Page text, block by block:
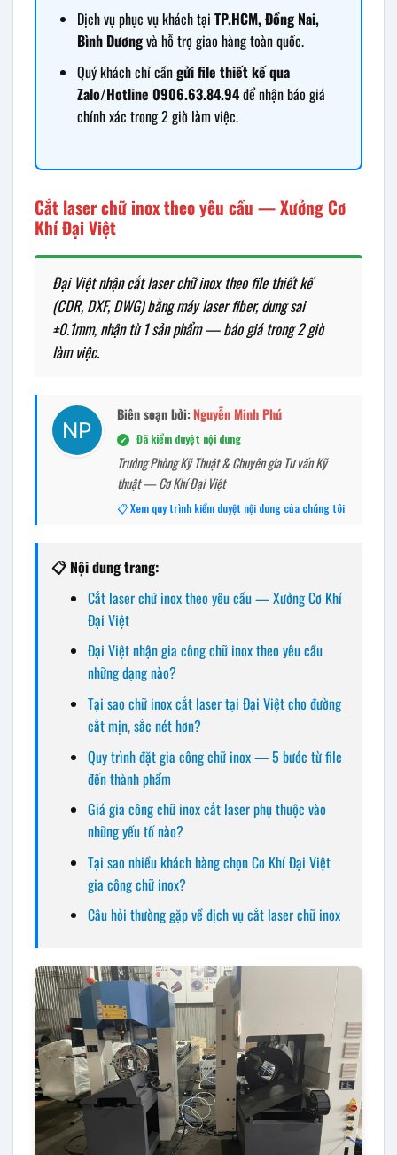
Dịch vụ phục vụ khách tại TP.HCM, Đồng Nai,
Bình Dươngvà hỗ trợ giao hàng toàn quốc.
Quý khách chỉ cầngửi file thiết kế qua
Zalo/Hotline 0906.63.84.94để nhận báo giá
chính xác trong 2 giờ làm việc.
Cắt laser chữ inox theo yêu cầu — Xưởng Cơ
Khí Đại Việt
Đại Việt nhận cắt laser chữ inox theo file thiết kế
(CDR, DXF, DWG) bằng máy laser fiber, dung sai
±0.1mm, nhận từ 1 sản phẩm — báo giá trong 2 giờ
làm việc.
Biên soạn bởi:Nguyễn Minh Phú
✔ Đã kiểm duyệt nội dung
Trưởng Phòng Kỹ Thuật & Chuyên gia Tư vấn Kỹ
thuật — Cơ Khí Đại Việt
📋 Xem quy trình kiểm duyệt nội dung của chúng tôi
📋 Nội dung trang:
Cắt laser chữ inox theo yêu cầu — Xưởng Cơ Khí
Đại Việt
Đại Việt nhận gia công chữ inox theo yêu cầu
những dạng nào?
Tại sao chữ inox cắt laser tại Đại Việt cho đường
cắt mịn, sắc nét hơn?
Quy trình đặt gia công chữ inox — 5 bước từ file
đến thành phẩm
Giá gia công chữ inox cắt laser phụ thuộc vào
những yếu tố nào?
Tại sao nhiều khách hàng chọn Cơ Khí Đại Việt
gia công chữ inox?
Câu hỏi thường gặp về dịch vụ cắt laser chữ inox